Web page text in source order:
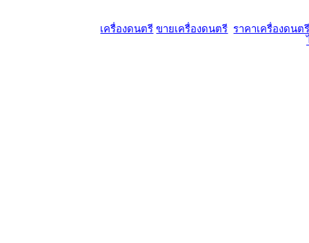
เครื่องดนตรี ขายเครื่องดนตรี ราคาเครื่องดนต